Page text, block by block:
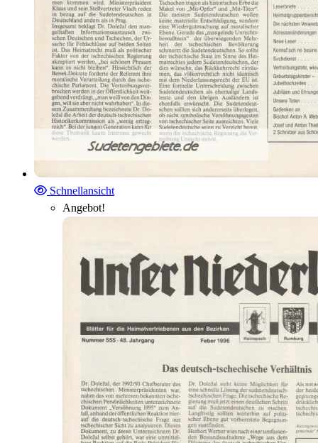
Schnellansicht
Angebot!